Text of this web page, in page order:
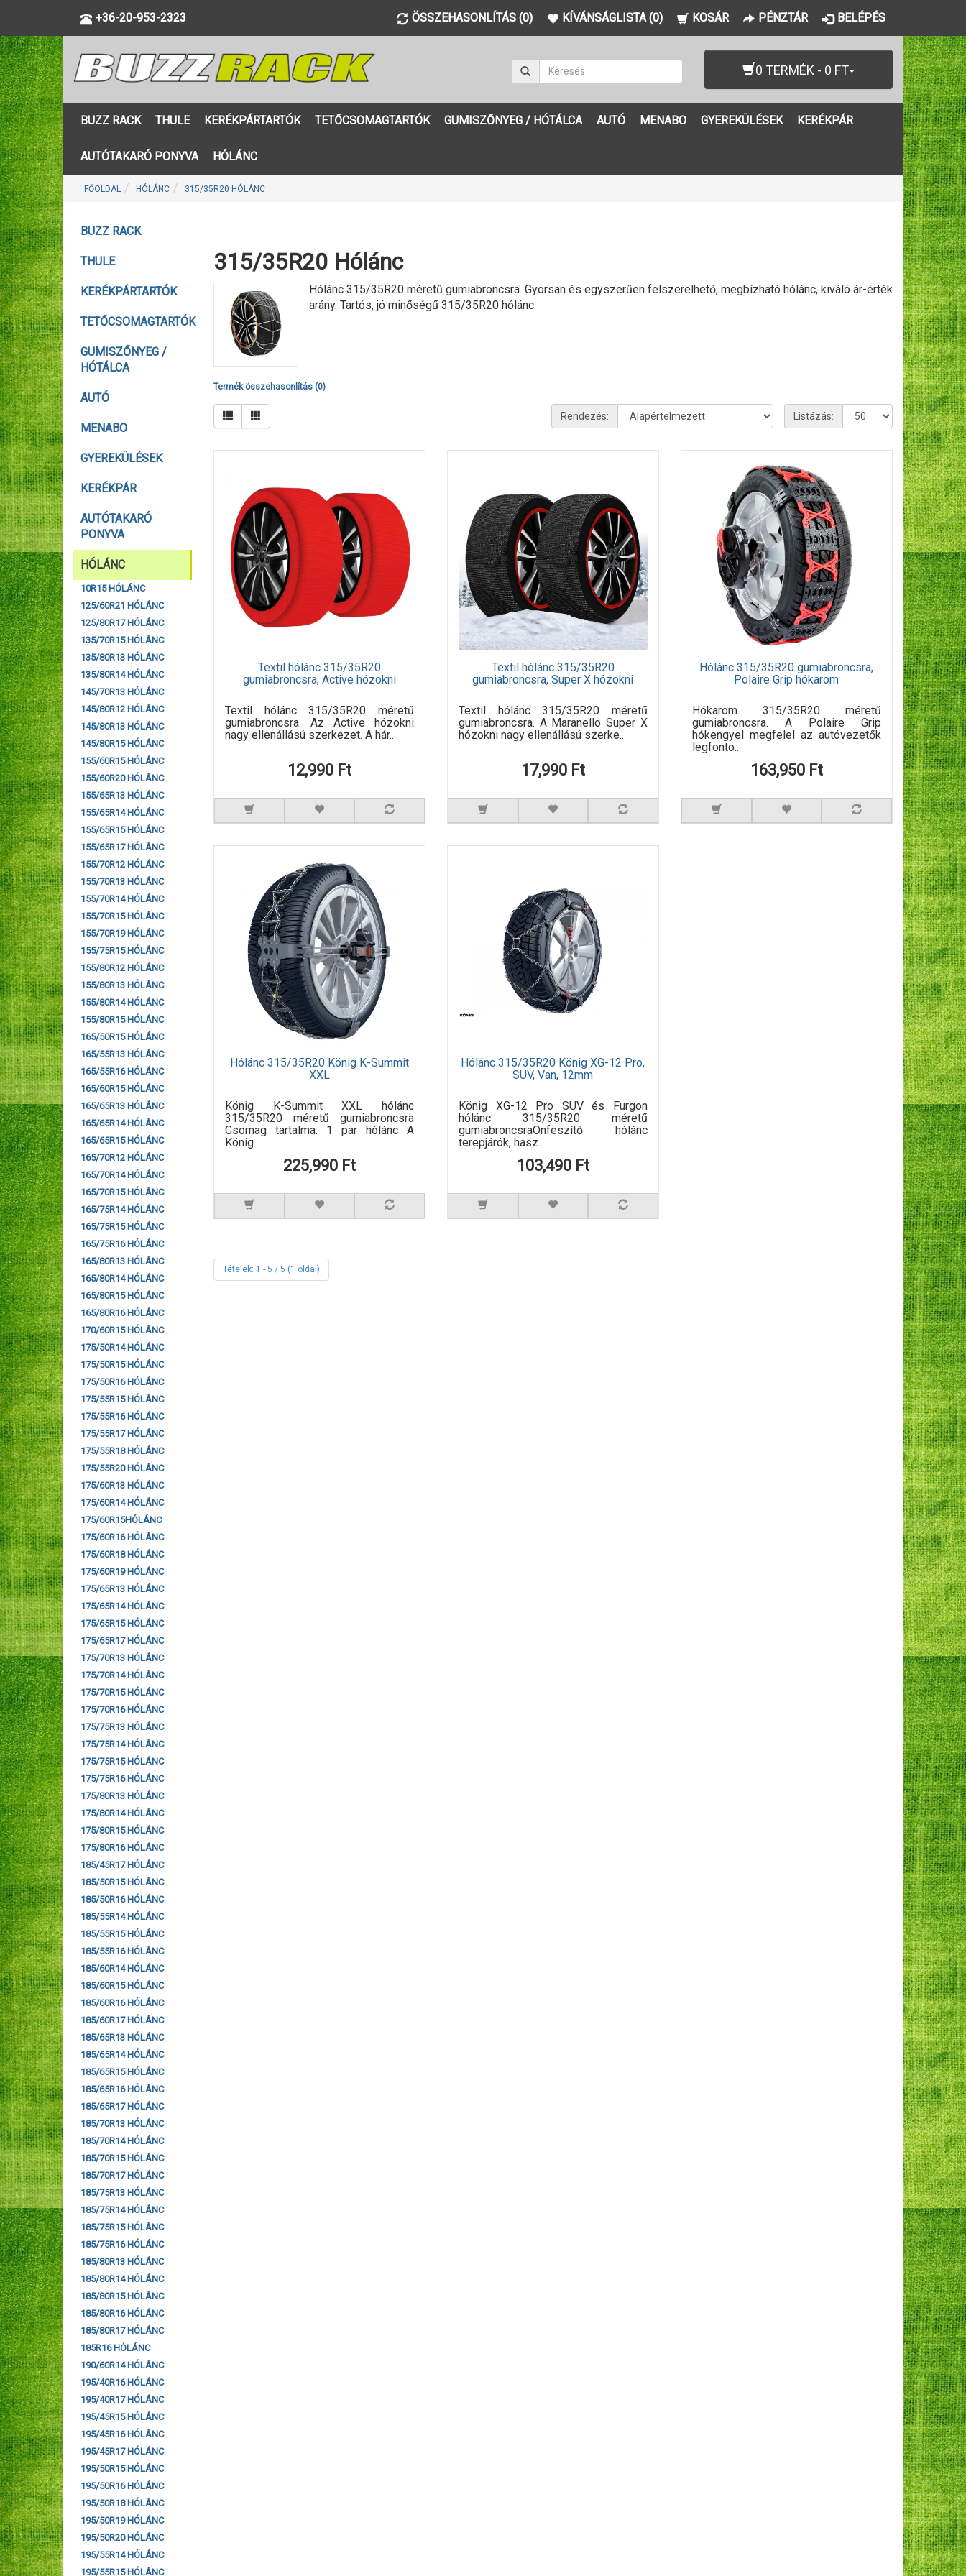
+36-20-953-2323 ÖSSZEHASONLÍTÁS (0) KÍVÁNSÁGLISTA (0) KOSÁR PÉNZTÁR BELÉPÉS
0 TERMÉK - 0 FT
BUZZ RACK THULE KERÉKPÁRTARTÓK TETŐCSOMAGTARTÓK GUMISZŐNYEG / HÓTÁLCA AUTÓ MENABO GYEREKÜLÉSEK KERÉKPÁR
AUTÓTAKARÓ PONYVA HÓLÁNC
FŐOLDAL HÓLÁNC 315/35R20 HÓLÁNC
BUZZ RACK
THULE
KERÉKPÁRTARTÓK
TETŐCSOMAGTARTÓK
GUMISZŐNYEG /
HÓTÁLCA
AUTÓ
MENABO
GYEREKÜLÉSEK
KERÉKPÁR
AUTÓTAKARÓ
PONYVA
HÓLÁNC
10R15 HÓLÁNC
125/60R21 HÓLÁNC
125/80R17 HÓLÁNC
135/70R15 HÓLÁNC
135/80R13 HÓLÁNC
135/80R14 HÓLÁNC
145/70R13 HÓLÁNC
145/80R12 HÓLÁNC
145/80R13 HÓLÁNC
145/80R15 HÓLÁNC
155/60R15 HÓLÁNC
155/60R20 HÓLÁNC
155/65R13 HÓLÁNC
155/65R14 HÓLÁNC
155/65R15 HÓLÁNC
155/65R17 HÓLÁNC
155/70R12 HÓLÁNC
155/70R13 HÓLÁNC
155/70R14 HÓLÁNC
155/70R15 HÓLÁNC
155/70R19 HÓLÁNC
155/75R15 HÓLÁNC
155/80R12 HÓLÁNC
155/80R13 HÓLÁNC
155/80R14 HÓLÁNC
155/80R15 HÓLÁNC
165/50R15 HÓLÁNC
165/55R13 HÓLÁNC
165/55R16 HÓLÁNC
165/60R15 HÓLÁNC
165/65R13 HÓLÁNC
165/65R14 HÓLÁNC
165/65R15 HÓLÁNC
165/70R12 HÓLÁNC
165/70R14 HÓLÁNC
165/70R15 HÓLÁNC
165/75R14 HÓLÁNC
165/75R15 HÓLÁNC
165/75R16 HÓLÁNC
165/80R13 HÓLÁNC
165/80R14 HÓLÁNC
165/80R15 HÓLÁNC
165/80R16 HÓLÁNC
170/60R15 HÓLÁNC
175/50R14 HÓLÁNC
175/50R15 HÓLÁNC
175/50R16 HÓLÁNC
175/55R15 HÓLÁNC
175/55R16 HÓLÁNC
175/55R17 HÓLÁNC
175/55R18 HÓLÁNC
175/55R20 HÓLÁNC
175/60R13 HÓLÁNC
175/60R14 HÓLÁNC
175/60R15HÓLÁNC
175/60R16 HÓLÁNC
175/60R18 HÓLÁNC
175/60R19 HÓLÁNC
175/65R13 HÓLÁNC
175/65R14 HÓLÁNC
175/65R15 HÓLÁNC
175/65R17 HÓLÁNC
175/70R13 HÓLÁNC
175/70R14 HÓLÁNC
175/70R15 HÓLÁNC
175/70R16 HÓLÁNC
175/75R13 HÓLÁNC
175/75R14 HÓLÁNC
175/75R15 HÓLÁNC
175/75R16 HÓLÁNC
175/80R13 HÓLÁNC
175/80R14 HÓLÁNC
175/80R15 HÓLÁNC
175/80R16 HÓLÁNC
185/45R17 HÓLÁNC
185/50R15 HÓLÁNC
185/50R16 HÓLÁNC
185/55R14 HÓLÁNC
185/55R15 HÓLÁNC
185/55R16 HÓLÁNC
185/60R14 HÓLÁNC
185/60R15 HÓLÁNC
185/60R16 HÓLÁNC
185/60R17 HÓLÁNC
185/65R13 HÓLÁNC
185/65R14 HÓLÁNC
185/65R15 HÓLÁNC
185/65R16 HÓLÁNC
185/65R17 HÓLÁNC
185/70R13 HÓLÁNC
185/70R14 HÓLÁNC
185/70R15 HÓLÁNC
185/70R17 HÓLÁNC
185/75R13 HÓLÁNC
185/75R14 HÓLÁNC
185/75R15 HÓLÁNC
185/75R16 HÓLÁNC
185/80R13 HÓLÁNC
185/80R14 HÓLÁNC
185/80R15 HÓLÁNC
185/80R16 HÓLÁNC
185/80R17 HÓLÁNC
185R16 HÓLÁNC
190/60R14 HÓLÁNC
195/40R16 HÓLÁNC
195/40R17 HÓLÁNC
195/45R15 HÓLÁNC
195/45R16 HÓLÁNC
195/45R17 HÓLÁNC
195/50R15 HÓLÁNC
195/50R16 HÓLÁNC
195/50R18 HÓLÁNC
195/50R19 HÓLÁNC
195/50R20 HÓLÁNC
195/55R14 HÓLÁNC
195/55R15 HÓLÁNC
315/35R20 Hólánc
Hólánc 315/35R20 méretű gumiabroncsra. Gyorsan és egyszerűen felszerelhető, megbízható hólánc, kiváló ár-érték
arány. Tartós, jó minőségű 315/35R20 hólánc.
Termék összehasonlítás (0)
Listázás:
Rendezés:
Textil hólánc 315/35R20
gumiabroncsra, Active hózokni
Textil hólánc 315/35R20 méretű
gumiabroncsra. Az Active hózokni
nagy ellenállású szerkezet. A hár..
12,990 Ft
Textil hólánc 315/35R20
gumiabroncsra, Super X hózokni
Textil hólánc 315/35R20 méretű
gumiabroncsra. A Maranello Super X
hózokni nagy ellenállású szerke..
17,990 Ft
Hólánc 315/35R20 gumiabroncsra,
Polaire Grip hókarom
Hókarom 315/35R20 méretű
gumiabroncsra. A Polaire Grip
hókengyel megfelel az autóvezetők
legfonto..
163,950 Ft
Hólánc 315/35R20 König K-Summit
XXL
König K-Summit XXL hólánc
315/35R20 méretű gumiabroncsra
Csomag tartalma: 1 pár hólánc A
König..
225,990 Ft
Hólánc 315/35R20 König XG-12 Pro,
SUV, Van, 12mm
König XG-12 Pro SUV és Furgon
hólánc 315/35R20 méretű
gumiabroncsraÖnfeszítő hólánc
terepjárók, hasz..
103,490 Ft
Tételek: 1 - 5 / 5 (1 oldal)